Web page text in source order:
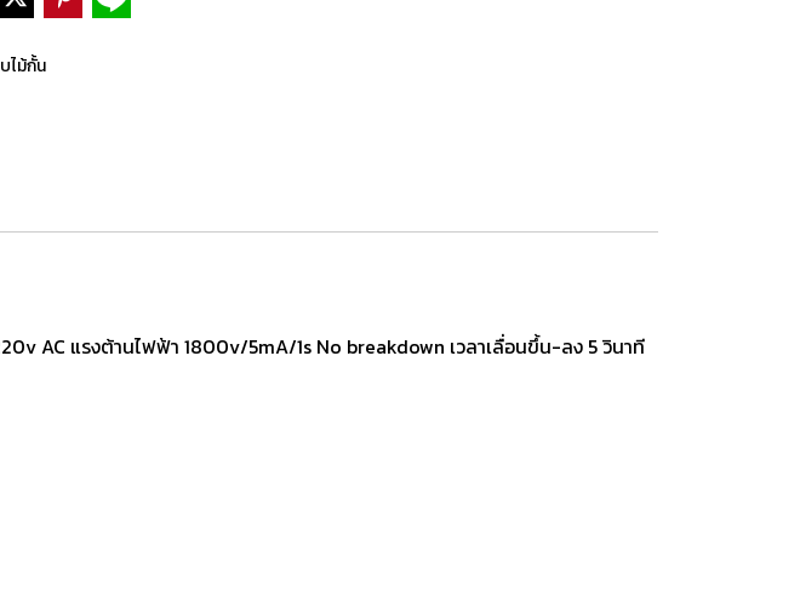
ไม้กั้น
AC แรงต้านไฟฟ้า 1800v/5mA/1s No breakdown เวลาเลื่อนขึ้น-ลง 5 วินาที